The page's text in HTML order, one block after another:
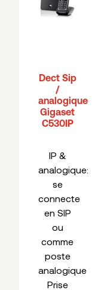
Dect Sip
/
analogique
Gigaset
C530IP
IP &
analogique:
se
connecte
en SIP
ou
comme
poste
analogique
Prise